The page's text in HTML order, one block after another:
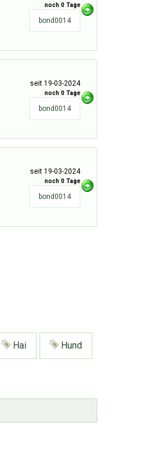
noch 0 Tage
bond0014
seit 19-03-2024
noch 0 Tage
bond0014
seit 19-03-2024
noch 0 Tage
bond0014
Hai Hund